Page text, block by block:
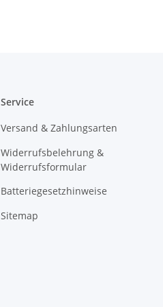
Service
Versand & Zahlungsarten
Widerrufsbelehrung &
Widerrufsformular
Batteriegesetzhinweise
Sitemap